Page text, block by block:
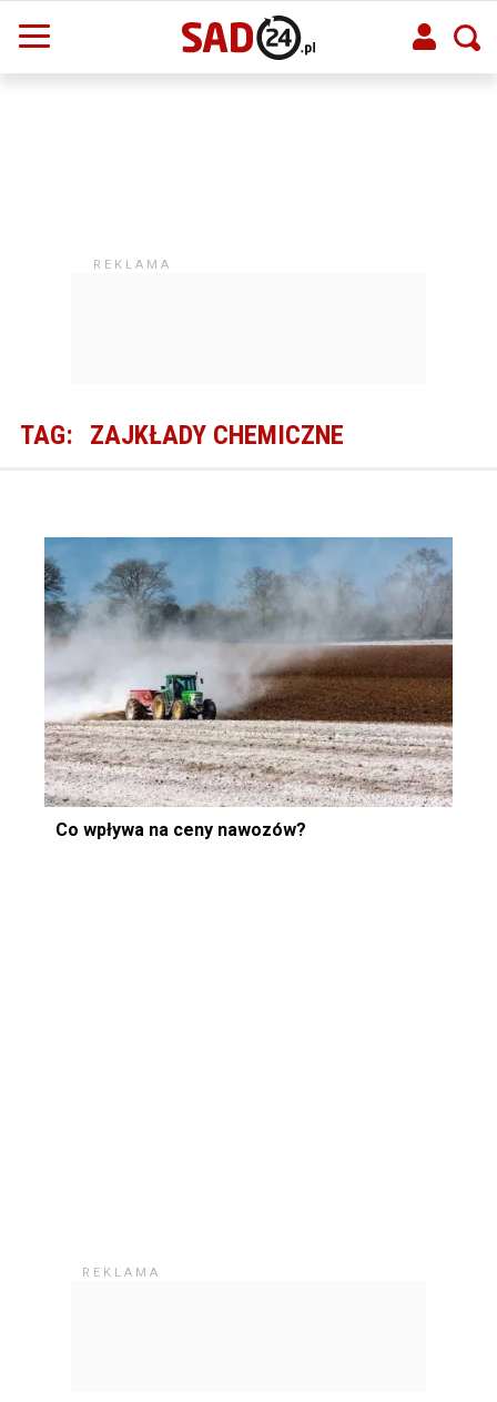
TAG: ZAJKŁADY CHEMICZNE
Co wpływa na ceny nawozów?